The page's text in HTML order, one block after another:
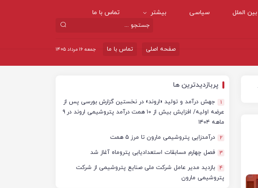
بین الملل سیاسی بیشتر تماس با ما
جمعه ۱۶ مرداد ۱۴۰۵ تماس با ما
صفحه اصلی
پربازدیدترین ها
1
جهش درآمد و تولید «اروند» در نخستین گزارش بورسی پس از
عرضه اولیه/ افزایش بیش از ۱۰ همت درآمد پتروشیمی اروند در ۹
ماهه ۱۴۰۴
2 درآمدزایی پتروشیمی مارون تا مرز ۵ همت
3 فصل چهارم مسابقات استعدادیابی پتروماه آغاز شد
4 بازدید مدیر عامل شرکت ملی صنایع پتروشیمی از شرکت
پتروشیمی مارون